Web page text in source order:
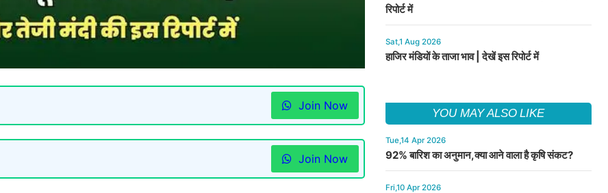
Join Now
Join Now
रिपोर्ट में
Sat,1 Aug 2026
हाजिर मंडियों के ताजा भाव | देखें इस रिपोर्ट में
YOU MAY ALSO LIKE
Tue,14 Apr 2026
92% बारिश का अनुमान,क्या आने वाला है कृषि संकट?
Fri,10 Apr 2026